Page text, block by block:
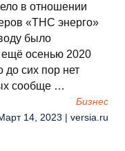
в отношении
«ТНС энерго»
было
ещё осенью 2020
до сих пор нет
сообще …
Бизнес
14, 2023 | versia.ru